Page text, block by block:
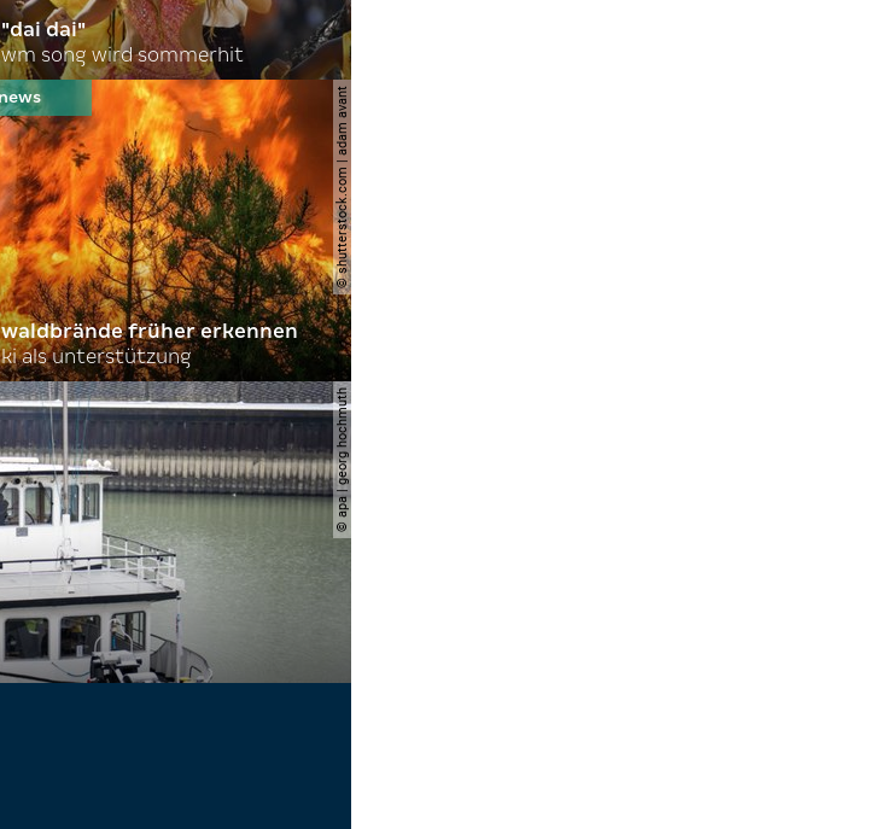
"dai dai"
wm song wird sommerhit
© shutterstock.com | adam avant
waldbrände früher erkennen
ki als unterstützung
© apa | georg hochmuth